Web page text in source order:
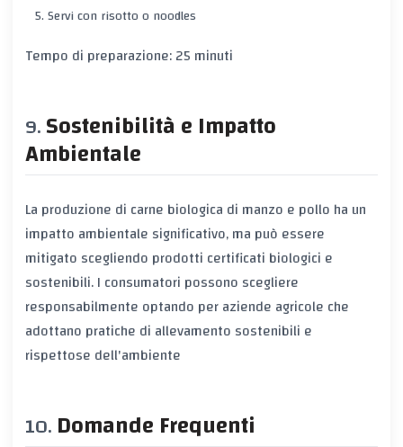
Servi con risotto o noodles
Tempo di preparazione: 25 minuti
Sostenibilità e Impatto
Ambientale
La produzione di carne biologica di manzo e pollo ha un
impatto ambientale significativo, ma può essere
mitigato scegliendo prodotti certificati biologici e
sostenibili. I consumatori possono scegliere
responsabilmente optando per aziende agricole che
adottano pratiche di allevamento sostenibili e
rispettose dell'ambiente
Domande Frequenti